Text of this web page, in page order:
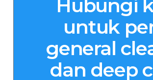
Hubungi
untuk
general
dan deep